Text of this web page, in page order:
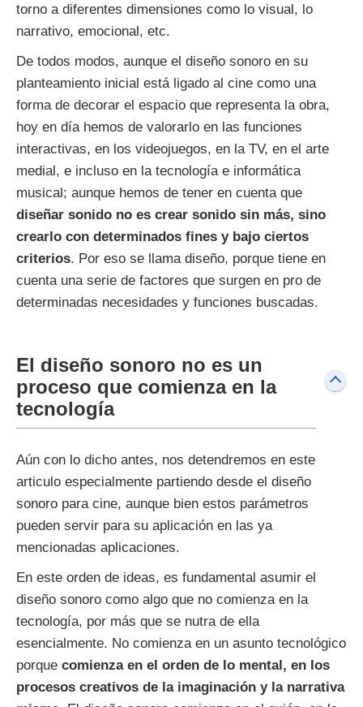
torno a diferentes dimensiones como lo visual, lo
narrativo, emocional, etc.
De todos modos, aunque el diseño sonoro en su
planteamiento inicial está ligado al cine como una
forma de decorar el espacio que representa la obra,
hoy en día hemos de valorarlo en las funciones
interactivas, en los videojuegos, en la TV, en el arte
medial, e incluso en la tecnología e informática
musical; aunque hemos de tener en cuenta que
diseñar sonido no es crear sonido sin más, sino
crearlo con determinados fines y bajo ciertos
criterios. Por eso se llama diseño, porque tiene en
cuenta una serie de factores que surgen en pro de
determinadas necesidades y funciones buscadas.
El diseño sonoro no es un
proceso que comienza en la
tecnología
Aún con lo dicho antes, nos detendremos en este
articulo especialmente partiendo desde el diseño
sonoro para cine, aunque bien estos parámetros
pueden servir para su aplicación en las ya
mencionadas aplicaciones.
En este orden de ideas, es fundamental asumir el
diseño sonoro como algo que no comienza en la
tecnología, por más que se nutra de ella
esencialmente. No comienza en un asunto tecnológico
porque comienza en el orden de lo mental, en los
procesos creativos de la imaginación y la narrativa